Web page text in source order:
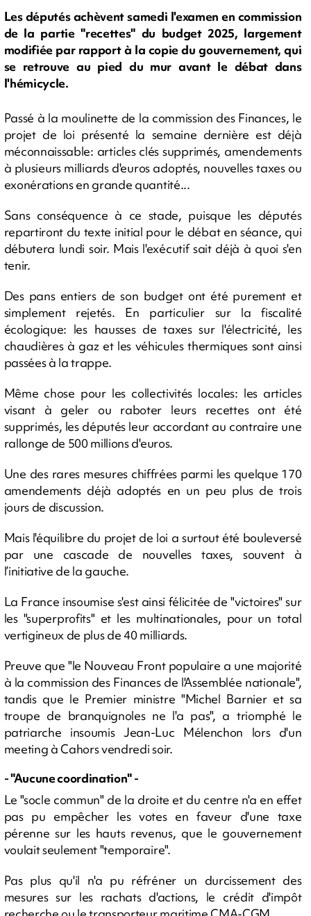
Les députés achèvent samedi l'examen en commission
de la partie "recettes" du budget 2025, largement
modifiée par rapport à la copie du gouvernement, qui
se retrouve au pied du mur avant le débat dans
l'hémicycle.
Passé à la moulinette de la commission des Finances, le
projet de loi présenté la semaine dernière est déjà
méconnaissable: articles clés supprimés, amendements
à plusieurs milliards d'euros adoptés, nouvelles taxes ou
exonérations en grande quantité...
Sans conséquence à ce stade, puisque les députés
repartiront du texte initial pour le débat en séance, qui
débutera lundi soir. Mais l'exécutif sait déjà à quoi s'en
tenir.
Des pans entiers de son budget ont été purement et
simplement rejetés. En particulier sur la fiscalité
écologique: les hausses de taxes sur l'électricité, les
chaudières à gaz et les véhicules thermiques sont ainsi
passées à la trappe.
Même chose pour les collectivités locales: les articles
visant à geler ou raboter leurs recettes ont été
supprimés, les députés leur accordant au contraire une
rallonge de 500 millions d'euros.
Une des rares mesures chiffrées parmi les quelque 170
amendements déjà adoptés en un peu plus de trois
jours de discussion.
Mais l'équilibre du projet de loi a surtout été bouleversé
par une cascade de nouvelles taxes, souvent à
l’initiative de la gauche.
La France insoumise s'est ainsi félicitée de "victoires" sur
les "superprofits" et les multinationales, pour un total
vertigineux de plus de 40 milliards.
Preuve que "le Nouveau Front populaire a une majorité
à la commission des Finances de l'Assemblée nationale",
tandis que le Premier ministre "Michel Barnier et sa
troupe de branquignoles ne l'a pas", a triomphé le
patriarche insoumis Jean-Luc Mélenchon lors d'un
meeting à Cahors vendredi soir.
- "Aucune coordination" -
Le "socle commun" de la droite et du centre n'a en effet
pas pu empêcher les votes en faveur d'une taxe
pérenne sur les hauts revenus, que le gouvernement
voulait seulement "temporaire".
Pas plus qu'il n'a pu réfréner un durcissement des
mesures sur les rachats d'actions, le crédit d'impôt